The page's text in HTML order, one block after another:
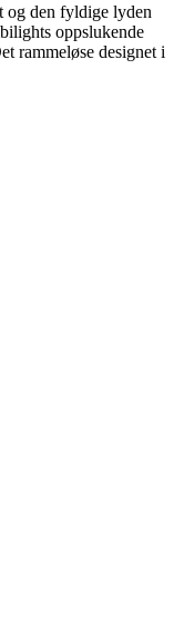
og den fyldige lyden
oppslukende
rammeløse designet i